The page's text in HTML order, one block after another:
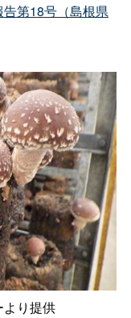
第18号（島根県
り提供